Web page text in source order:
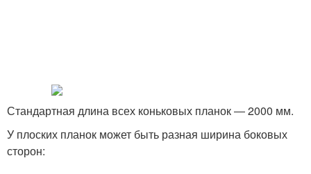
Стандартная длина всех коньковых планок ― 2000 мм.
У плоских планок может быть разная ширина боковых
сторон: